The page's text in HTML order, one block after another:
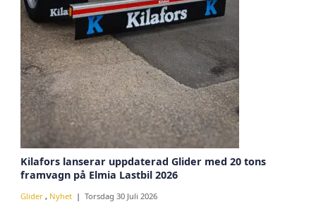
Kilafors lanserar uppdaterad Glider med 20 tons
framvagn på Elmia Lastbil 2026
Glider , Nyhet Torsdag 30 Juli 2026